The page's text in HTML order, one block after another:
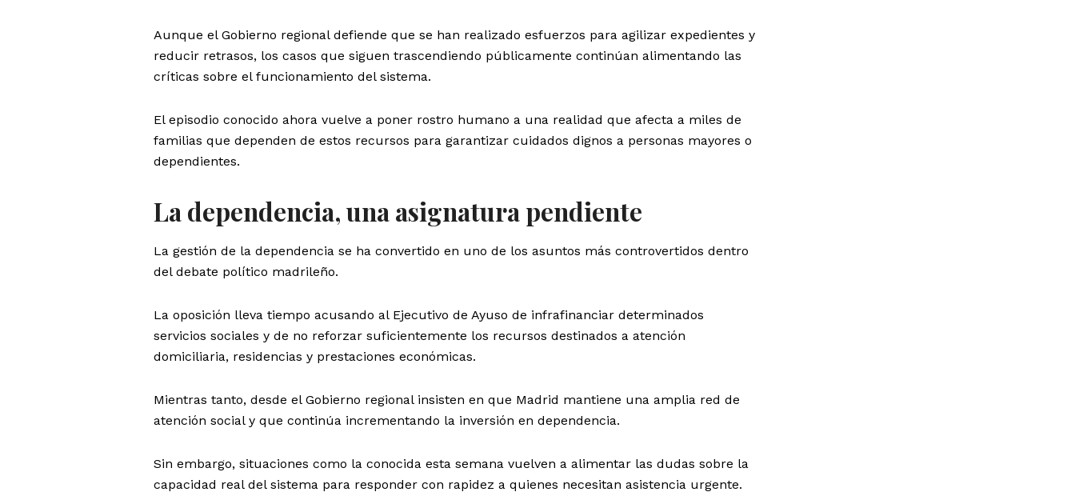
Aunque el Gobierno regional defiende que se han realizado esfuerzos para agilizar expedientes y
reducir retrasos, los casos que siguen trascendiendo públicamente continúan alimentando las
críticas sobre el funcionamiento del sistema.
El episodio conocido ahora vuelve a poner rostro humano a una realidad que afecta a miles de
familias que dependen de estos recursos para garantizar cuidados dignos a personas mayores o
dependientes.
La dependencia, una asignatura pendiente
La gestión de la dependencia se ha convertido en uno de los asuntos más controvertidos dentro
del debate político madrileño.
La oposición lleva tiempo acusando al Ejecutivo de Ayuso de infrafinanciar determinados
servicios sociales y de no reforzar suficientemente los recursos destinados a atención
domiciliaria, residencias y prestaciones económicas.
Mientras tanto, desde el Gobierno regional insisten en que Madrid mantiene una amplia red de
atención social y que continúa incrementando la inversión en dependencia.
Sin embargo, situaciones como la conocida esta semana vuelven a alimentar las dudas sobre la
capacidad real del sistema para responder con rapidez a quienes necesitan asistencia urgente.